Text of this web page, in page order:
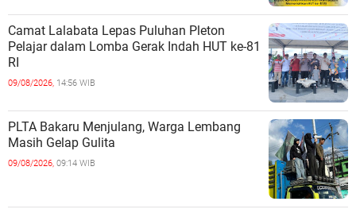
Camat Lalabata Lepas Puluhan Pleton
Pelajar dalam Lomba Gerak Indah HUT ke-81
RI ‎
09/08/2026, 14:56 WIB
PLTA Bakaru Menjulang, Warga Lembang
Masih Gelap Gulita
09/08/2026, 09:14 WIB